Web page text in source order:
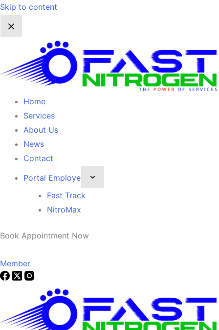
Skip to content
Home
Services
About Us
News
Contact
Portal Employe
Fast Track
NitroMax
Book Appointment Now
Member